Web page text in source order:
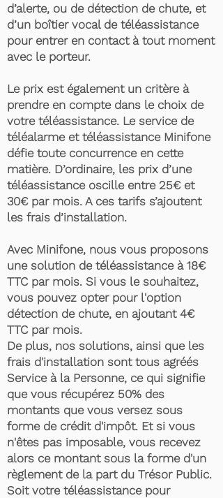
d’alerte, ou de détection de chute, et
d’un boîtier vocal de téléassistance
pour entrer en contact à tout moment
avec le porteur.
Le prix est également un critère à
prendre en compte dans le choix de
votre téléassistance. Le service de
téléalarme et téléassistance Minifone
défie toute concurrence en cette
matière. D’ordinaire, les prix d’une
téléassistance oscille entre 25€ et
30€ par mois. A ces tarifs s’ajoutent
les frais d’installation.
Avec Minifone, nous vous proposons
une solution de téléassistance à 18€
TTC par mois. Si vous le souhaitez,
vous pouvez opter pour l'option
détection de chute, en ajoutant 4€
TTC par mois.
De plus, nos solutions, ainsi que les
frais d'installation sont tous agréés
Service à la Personne, ce qui signifie
que vous récupérez 50% des
montants que vous versez sous
forme de crédit d'impôt. Et si vous
n'êtes pas imposable, vous recevez
alors ce montant sous la forme d'un
règlement de la part du Trésor Public.
Soit votre téléassistance pour